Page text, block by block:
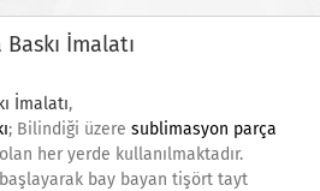
İmalatı
İmalatı,
; Bilindiği üzere sublimasyon parça
her yerde kullanılmaktadır.
bay bayan tişört tayt